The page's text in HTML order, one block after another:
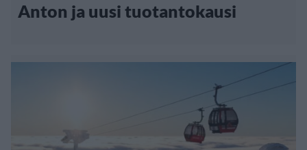
Anton ja uusi tuotantokausi